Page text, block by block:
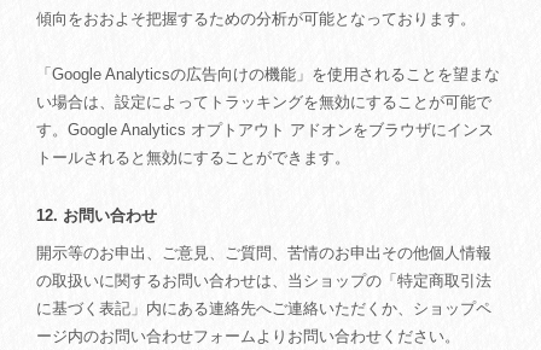
傾向をおおよそ把握するための分析が可能となっております。
「Google Analyticsの広告向けの機能」を使用されることを望まな
い場合は、設定によってトラッキングを無効にすることが可能で
す。Google Analytics オプトアウト アドオンをブラウザにインス
トールされると無効にすることができます。
12. お問い合わせ
開示等のお申出、ご意見、ご質問、苦情のお申出その他個人情報
の取扱いに関するお問い合わせは、当ショップの「特定商取引法
に基づく表記」内にある連絡先へご連絡いただくか、ショップペ
ージ内のお問い合わせフォームよりお問い合わせください。